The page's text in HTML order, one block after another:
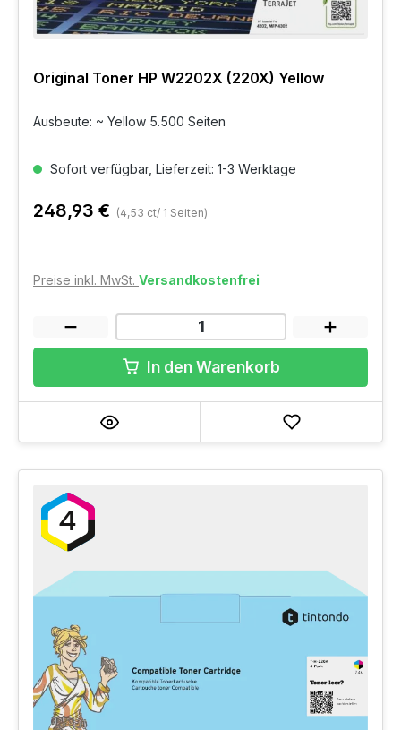
Original Toner HP W2202X (220X) Yellow
Ausbeute: ~ Yellow 5.500 Seiten
Sofort verfügbar, Lieferzeit: 1-3 Werktage
248,93 € (4,53 ct/ 1 Seiten)
Preise inkl. MwSt. Versandkostenfrei
In den Warenkorb